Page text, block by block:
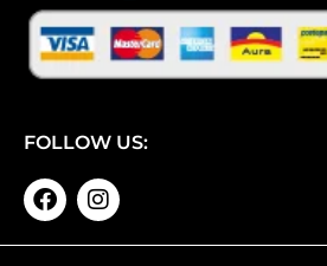
FOLLOW US: